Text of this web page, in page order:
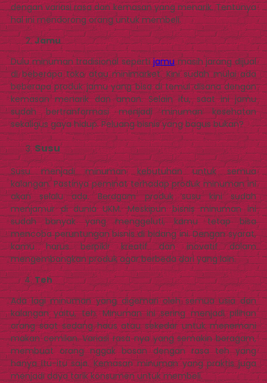
dengan variasi rasa dan kemasan yang menarik. Tentunya
hal ini mendorong orang untuk membeli.
Jamu
Dulu minuman tradisional sepertijamumasih jarang dijual
di beberapa toko atau minimarket. Kini sudah mulai ada
beberapa produk jamu yang bisa di temui disana dengan
kemasan menarik dan aman. Selain itu, saat ini jamu
sudah bertranformasi menjadi minuman kesehatan
sekaligus gaya hidup. Peluang bisnis yang bagus bukan?
Susu
Susu menjadi minuman kebutuhan untuk semua
kalangan. Pastinya peminat terhadap produk minuman ini
akan selalu ada. Beragam produk susu kini sudah
menjamur di dunia UKM. Meskipun bisnis minuman ini
sudah banyak yang menggeluti, kamu tetap bisa
mencoba peruntungan bisnis di bidang ini. Dengan syarat,
kamu harus berpikir kreatif dan inovatif dalam
mengembangkan produk agar berbeda dari yang lain.
Teh
Ada lagi minuman yang digemari oleh semua usia dan
kalangan yaitu, teh. Minuman ini sering menjadi pilihan
orang saat sedang haus atau sekedar untuk menemani
makan cemilan. Variasi rasa nya yang semakin beragam,
membuat orang nggak bosan dengan rasa teh yang
hanya itu-itu saja. Kemasan minuman yang praktis juga
menjadi daya tarik konsumen untuk membeli.